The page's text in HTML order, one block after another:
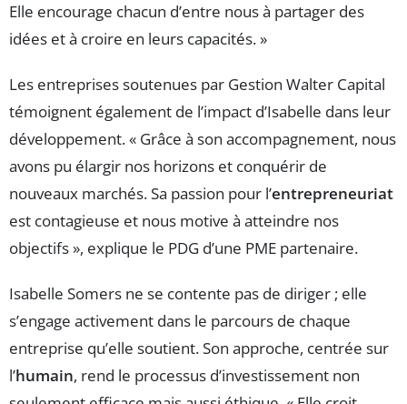
Elle encourage chacun d’entre nous à partager des
idées et à croire en leurs capacités. »
Les entreprises soutenues par Gestion Walter Capital
témoignent également de l’impact d’Isabelle dans leur
développement. « Grâce à son accompagnement, nous
avons pu élargir nos horizons et conquérir de
nouveaux marchés. Sa passion pour l’entrepreneuriat
est contagieuse et nous motive à atteindre nos
objectifs », explique le PDG d’une PME partenaire.
Isabelle Somers ne se contente pas de diriger ; elle
s’engage activement dans le parcours de chaque
entreprise qu’elle soutient. Son approche, centrée sur
l’humain, rend le processus d’investissement non